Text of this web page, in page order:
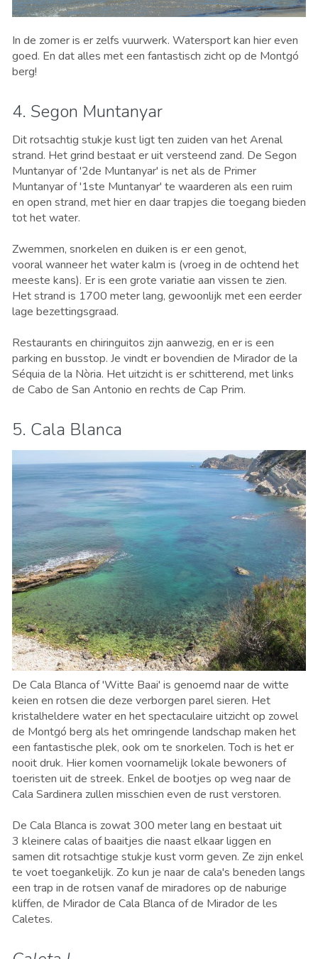
In de zomer is er zelfs vuurwerk. Watersport kan hier even
goed. En dat alles met een fantastisch zicht op de Montgó
berg!
4. Segon Muntanyar
Dit rotsachtig stukje kust ligt ten zuiden van het Arenal
strand. Het grind bestaat er uit versteend zand. De Segon
Muntanyar of '2de Muntanyar' is net als de Primer
Muntanyar of '1ste Muntanyar' te waarderen als een ruim
en open strand, met hier en daar trapjes die toegang bieden
tot het water.
Zwemmen, snorkelen en duiken is er een genot,
vooral wanneer het water kalm is (vroeg in de ochtend het
meeste kans). Er is een grote variatie aan vissen te zien.
Het strand is 1700 meter lang, gewoonlijk met een eerder
lage bezettingsgraad.
Restaurants en chiringuitos zijn aanwezig, en er is een
parking en busstop. Je vindt er bovendien de Mirador de la
Séquia de la Nòria. Het uitzicht is er schitterend, met links
de Cabo de San Antonio en rechts de Cap Prim.
5. Cala Blanca
De Cala Blanca of 'Witte Baai' is genoemd naar de witte
keien en rotsen die deze verborgen parel sieren. Het
kristalheldere water en het spectaculaire uitzicht op zowel
de Montgó berg als het omringende landschap maken het
een fantastische plek, ook om te snorkelen. Toch is het er
nooit druk. Hier komen voornamelijk lokale bewoners of
toeristen uit de streek. Enkel de bootjes op weg naar de
Cala Sardinera zullen misschien even de rust verstoren.
De Cala Blanca is zowat 300 meter lang en bestaat uit
3 kleinere calas of baaitjes die naast elkaar liggen en
samen dit rotsachtige stukje kust vorm geven. Ze zijn enkel
te voet toegankelijk. Zo kun je naar de cala's beneden langs
een trap in de rotsen vanaf de miradores op de naburige
kliffen, de Mirador de Cala Blanca of de Mirador de les
Caletes.